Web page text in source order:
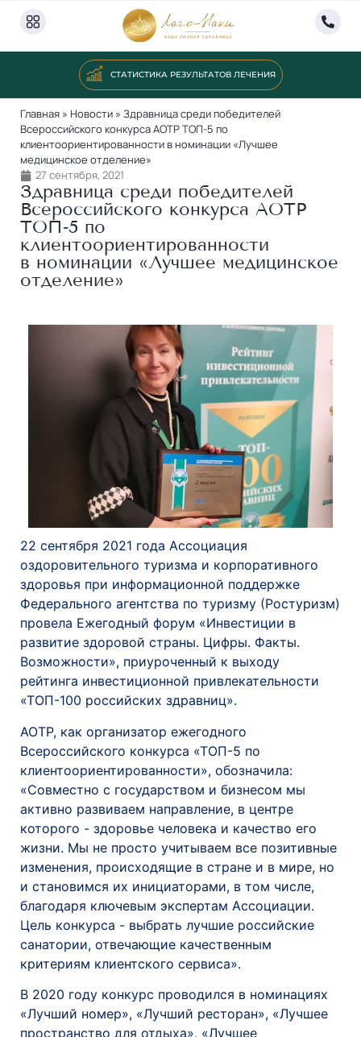
СТАТИСТИКА РЕЗУЛЬТАТОВ ЛЕЧЕНИЯ
Главная» Новости» Здравница среди победителей
Всероссийского конкурса АОТР ТОП-5 по
клиентоориентированности в номинации «Лучшее
медицинское отделение»
27 сентября, 2021
Здравница среди победителей
Всероссийского конкурса АОТР
ТОП‑5 по
клиентоориентированности
в номинации «Лучшее медицинское
отделение»
22 сентября 2021 года Ассоциация
оздоровительного туризма и корпоративного
здоровья при информационной поддержке
Федерального агентства по туризму (Ростуризм)
провела Ежегодный форум «Инвестиции в
развитие здоровой страны. Цифры. Факты.
Возможности», приуроченный к выходу
рейтинга инвестиционной привлекательности
«ТОП-100 российских здравниц».
АОТР, как организатор ежегодного
Всероссийского конкурса «ТОП-5 по
клиентоориентированности», обозначила:
«Совместно с государством и бизнесом мы
активно развиваем направление, в центре
которого - здоровье человека и качество его
жизни. Мы не просто учитываем все позитивные
изменения, происходящие в стране и в мире, но
и становимся их инициаторами, в том числе,
благодаря ключевым экспертам Ассоциации.
Цель конкурса - выбрать лучшие российские
санатории, отвечающие качественным
критериям клиентского сервиса».
В 2020 году конкурс проводился в номинациях
«Лучший номер», «Лучший ресторан», «Лучшее
пространство для отдыха», «Лучшее